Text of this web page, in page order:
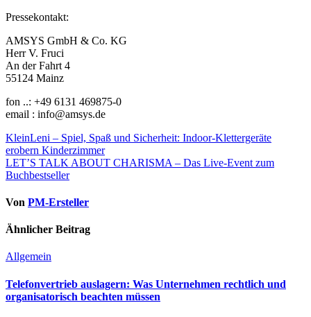
Pressekontakt:
AMSYS GmbH & Co. KG
Herr V. Fruci
An der Fahrt 4
55124 Mainz
fon ..: +49 6131 469875-0
email : info@amsys.de
Beitragsnavigation
KleinLeni – Spiel, Spaß und Sicherheit: Indoor-Klettergeräte
erobern Kinderzimmer
LET’S TALK ABOUT CHARISMA – Das Live-Event zum
Buchbestseller
Von PM-Ersteller
Ähnlicher Beitrag
Allgemein
Telefonvertrieb auslagern: Was Unternehmen rechtlich und
organisatorisch beachten müssen